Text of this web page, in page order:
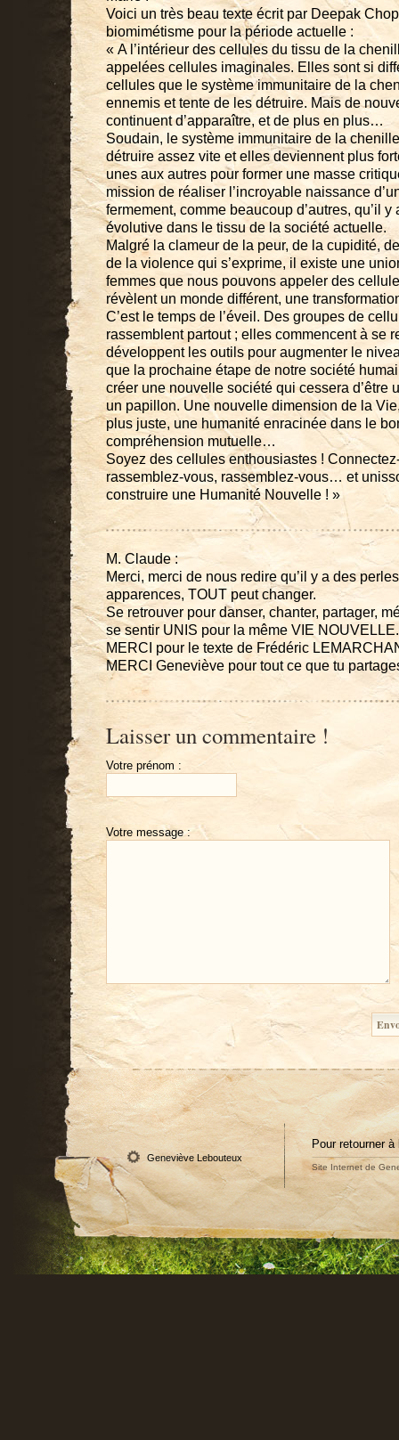
Voici un très beau texte écrit par Deepak
biomimétisme pour la période actuelle :
« A l’intérieur des cellules du tissu de la
appelées cellules imaginales. Elles sont si
cellules que le système immunitaire de la
ennemis et tente de les détruire. Mais de
continuent d’apparaître, et de plus en plus…
Soudain, le système immunitaire de la
détruire assez vite et elles deviennent plus
unes aux autres pour former une masse
mission de réaliser l’incroyable naissance
fermement, comme beaucoup d’autres, qu’il
évolutive dans le tissu de la société actuelle.
Malgré la clameur de la peur, de la cupidité,
de la violence qui s’exprime, il existe une
femmes que nous pouvons appeler des
révèlent un monde différent, une
C’est le temps de l’éveil. Des groupes de
rassemblent partout ; elles commencent à se
développent les outils pour augmenter le
que la prochaine étape de notre société
créer une nouvelle société qui cessera d’être
un papillon. Une nouvelle dimension de la
plus juste, une humanité enracinée dans le
compréhension mutuelle…
Soyez des cellules enthousiastes !
rassemblez-vous, rassemblez-vous… et
construire une Humanité Nouvelle ! »
M. Claude :
Merci, merci de nous redire qu’il y a des
apparences, TOUT peut changer.
Se retrouver pour danser, chanter, partager,
se sentir UNIS pour la même VIE NOUVELLE.
MERCI pour le texte de Frédéric
MERCI Geneviève pour tout ce que tu
Laisser un commentaire !
Votre prénom :
Votre message :
Geneviève Lebouteux
Pour retourner
Site Internet de